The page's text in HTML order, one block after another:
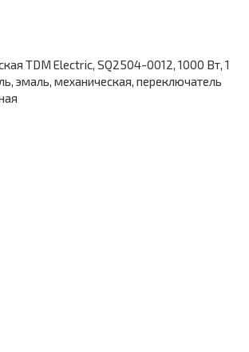
TDM Electric, SQ2504-0012, 1000 Вт, 1
эмаль, механическая, переключатель